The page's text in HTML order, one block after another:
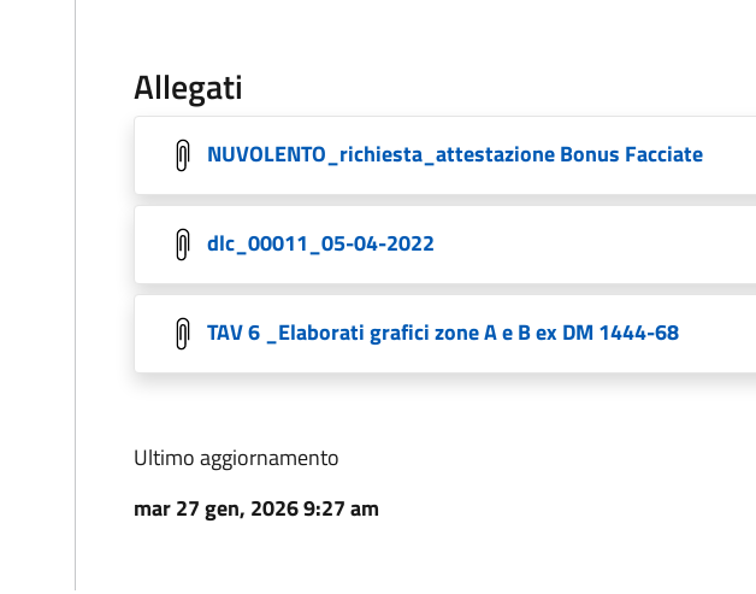
Allegati
NUVOLENTO_richiesta_attestazione Bonus Facciate
dlc_00011_05-04-2022
TAV 6 _Elaborati grafici zone A e B ex DM 1444-68
Ultimo aggiornamento
mar 27 gen, 2026 9:27 am